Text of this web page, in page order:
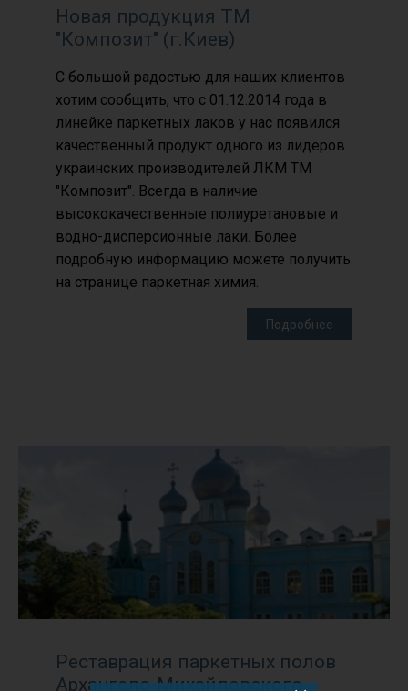
Новая продукция ТМ
"Композит" (г.Киев)
С большой радостью для наших клиентов
хотим сообщить, что с 01.12.2014 года в
линейке паркетных лаков у нас появился
качественный продукт одного из лидеров
украинских производителей ЛКМ ТМ
"Композит". Всегда в наличие
высококачественные полиуретановые и
водно-дисперсионные лаки. Более
подробную информацию можете получить
на странице паркетная химия.
Подробнее
Реставрация паркетных полов
Архангело-Михайловского